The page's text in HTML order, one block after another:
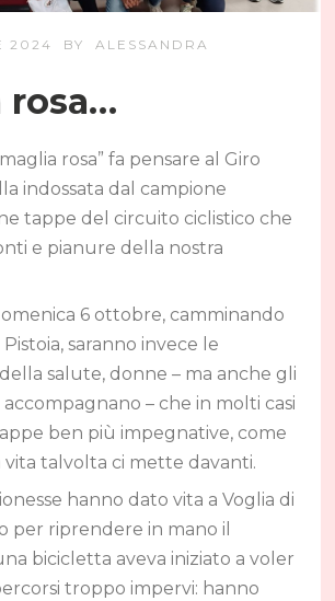
2024 BY
ALESSANDRA
rosa…
rosa” fa pensare al Giro
indossata dal campione
tappe del circuito ciclistico che
e pianure della nostra
6 ottobre, camminando
saranno invece le
salute, donne – ma anche gli
– che in molti casi
ben più impegnative, come
vita talvolta ci mette davanti.
hanno dato vita a Voglia di
per riprendere in mano il
bicicletta aveva iniziato a voler
troppo impervi: hanno